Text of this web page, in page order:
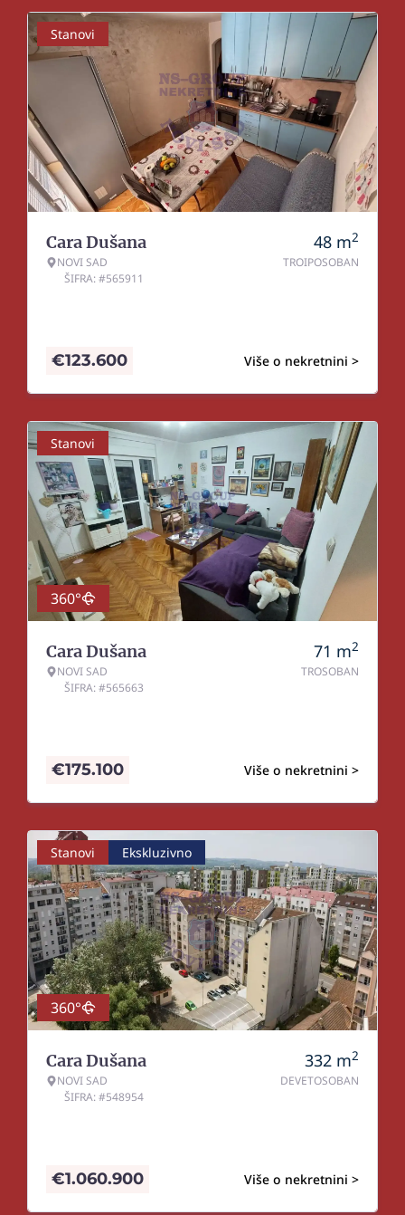
Stanovi
Cara Dušana
NOVI SAD
ŠIFRA: #565911
48 m2
TROIPOSOBAN
Više o nekretnini >
€123.600
Stanovi
360°
Cara Dušana
NOVI SAD
ŠIFRA: #565663
71 m2
TROSOBAN
Više o nekretnini >
€175.100
Stanovi Ekskluzivno
360°
Cara Dušana
NOVI SAD
ŠIFRA: #548954
332 m2
DEVETOSOBAN
Više o nekretnini >
€1.060.900